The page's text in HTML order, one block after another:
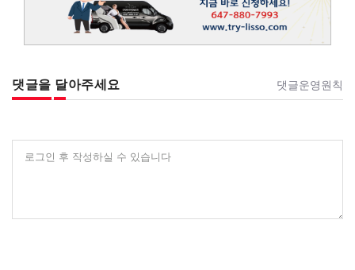
댓글을 달아주세요 댓글운영원칙
로그인 후 작성하실 수 있습니다